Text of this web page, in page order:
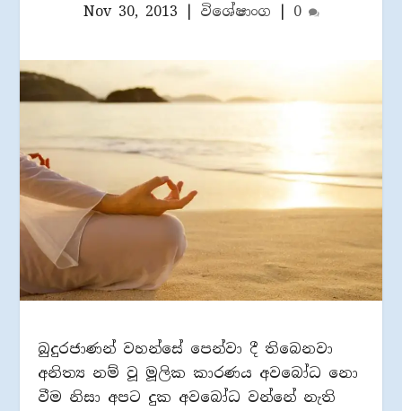
Nov 30, 2013 විශේෂාංග 0
බුදුරජාණන් වහන්සේ පෙන්වා දී තිබෙනවා
අනිත්‍ය නම් වූ මූලික කාරණය අවබෝධ නො
වීම නිසා අපට දුක අවබෝධ වන්නේ නැති